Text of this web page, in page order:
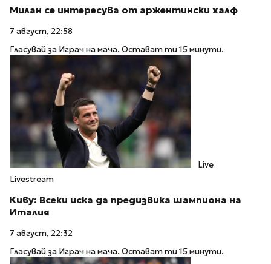
Милан се интересува от аржентински халф
7 август, 22:58
Гласувай за Играч на мача. Остават ти 15 минути.
Live
Livestream
Киву: Всеки иска да предизвика шампиона на
Италия
7 август, 22:32
Гласувай за Играч на мача. Остават ти 15 минути.